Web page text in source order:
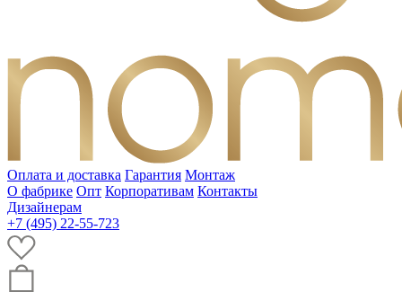
Оплата и доставка Гарантия Монтаж
О фабрике Опт Корпоративам Контакты
Дизайнерам
+7 (495) 22-55-723